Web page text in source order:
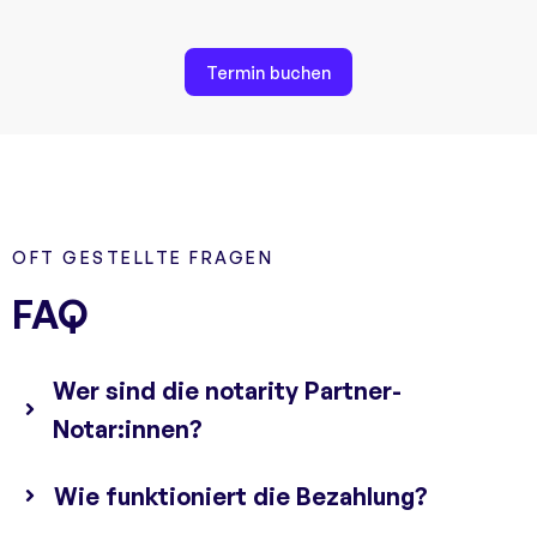
Termin buchen
OFT GESTELLTE FRAGEN
FAQ
Wer sind die notarity Partner-
Notar:innen?
Wie funktioniert die Bezahlung?